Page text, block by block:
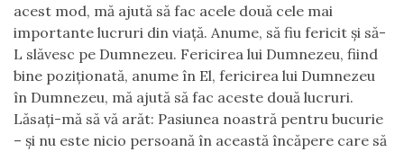
acest mod, mă ajută să fac acele două cele mai
importante lucruri din viaţă. Anume, să fiu fericit şi să-
L slăvesc pe Dumnezeu. Fericirea lui Dumnezeu, fiind
bine poziţionată, anume în El, fericirea lui Dumnezeu
în Dumnezeu, mă ajută să fac aceste două lucruri.
Lăsaţi-mă să vă arăt: Pasiunea noastră pentru bucurie
– şi nu este nicio persoană în această încăpere care să